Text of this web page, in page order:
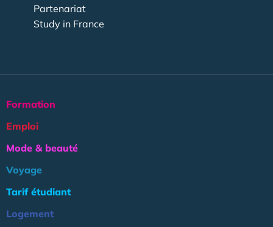
Partenariat
Study in France
Formation
Emploi
Mode & beauté
Voyage
Tarif étudiant
Logement